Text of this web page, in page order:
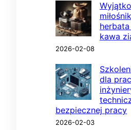
kawa
2026-02-08
dla
bezpiecznej pracy
2026-02-03